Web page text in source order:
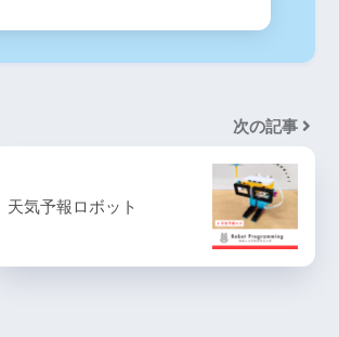
次の記事
天気予報ロボット